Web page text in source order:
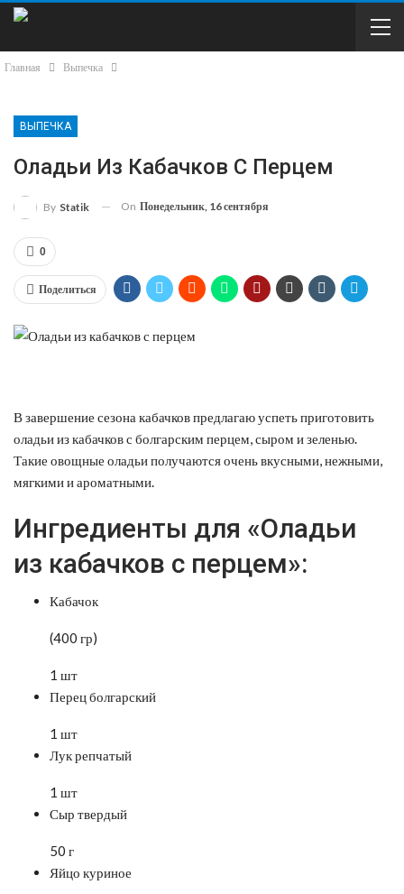
Главная Выпечка
ВЫПЕЧКА
Оладьи Из Кабачков С Перцем
By Statik On Понедельник, 16 сентября
0
Поделиться
В завершение сезона кабачков предлагаю успеть приготовить
оладьи из кабачков с болгарским перцем, сыром и зеленью.
Такие овощные оладьи получаются очень вкусными, нежными,
мягкими и ароматными.
Ингредиенты для «Оладьи
из кабачков с перцем»:
Кабачок
(400 гр)
1 шт
Перец болгарский
1 шт
Лук репчатый
1 шт
Сыр твердый
50 г
Яйцо куриное